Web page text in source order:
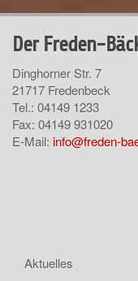
Der Freden-
Dinghorner Str. 7
21717 Fredenbeck
Tel.: 04149 1233
Fax: 04149 931020
E-Mail: info@freden-
Aktuelles